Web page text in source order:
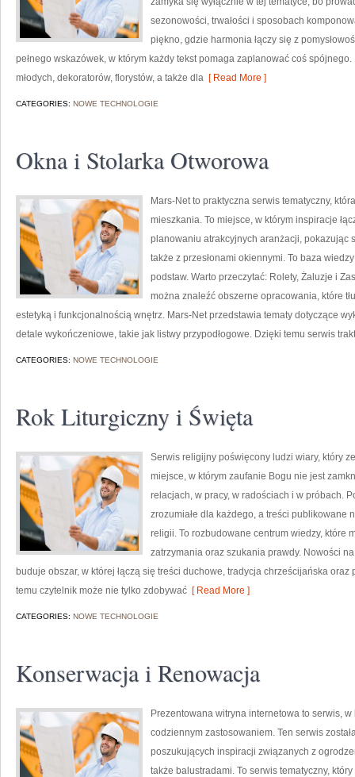
sezonowości, trwałości i sposobach
piękno, gdzie harmonia łączy się z
pełnego wskazówek, w którym każdy tekst pomaga zaplanować coś
młodych, dekoratorów, florystów, a także dla [ Read More ]
CATEGORIES: NOWE TECHNOLOGIE
Okna i Stolarka Otworowa
Mars-Net to praktyczna serwis tematyczny,
mieszkania. To miejsce, w którym inspiracje
planowaniu atrakcyjnych aranżacji, pokazując
także z przesłonami okiennymi. To baza
podstaw. Warto przeczytać: Rolety, Żaluzje i
można znaleźć obszerne opracowania, które
estetyką i funkcjonalnością wnętrz. Mars-Net przedstawia tematy dotyczące
detale wykończeniowe, takie jak listwy przypodłogowe. Dzięki temu serwis
CATEGORIES: NOWE TECHNOLOGIE
Rok Liturgiczny i Święta
Serwis religijny poświęcony ludzi wiary, który
miejsce, w którym zaufanie Bogu nie jest
relacjach, w pracy, w radościach i w próbach.
zrozumiałe dla każdego, a treści publikowane
religii. To rozbudowane centrum wiedzy, które
zatrzymania oraz szukania prawdy. Nowości
buduje obszar, w której łączą się treści duchowe, tradycja chrześcijańska
temu czytelnik może nie tylko zdobywać [ Read More ]
CATEGORIES: NOWE TECHNOLOGIE
Konserwacja i Renowacja
Prezentowana witryna internetowa to serwis,
codziennym zastosowaniem. Ten serwis
poszukujących inspiracji związanych z
także balustradami. To serwis tematyczny,